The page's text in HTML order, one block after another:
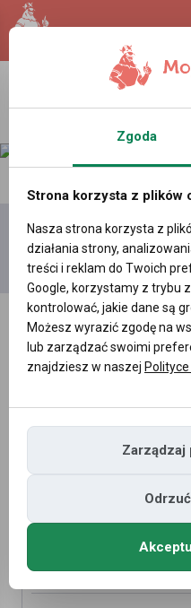
Dodaj
film
Dodatkowe
mieszkańców
Zgoda
Strona korzysta z plików
Nasza strona korzysta z
działania strony,
treści i reklam do Twoich
Google, korzystamy z trybu
kontrolować, jakie dane są
Możesz wyrazić zgodę na
lub zarządzać swoimi
znajdziesz w naszej
Zarządzaj